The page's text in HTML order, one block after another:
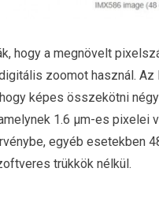
hogy a megnövelt
zoomot használ.
képes összekötni
1.6 μm-es pixelei
egyéb esetekben
trükkök nélkül.